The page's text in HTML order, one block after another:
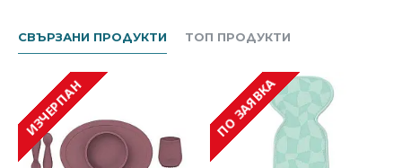
корозира.
Идеален избор за първите стъпки в оралната хигиена
ezpz Обучителната силиконова четка за зъби е отличен
помощник в процеса на обучение за самостоятелна грижа
за устната хигиена. Нейният ергономичен дизайн и
безопасни материали я правят предпочитан избор за
СВЪРЗАНИ ПРОДУКТИ ТОП ПРОДУКТИ
ИЗЧЕРПАН ПО ЗАЯВКА